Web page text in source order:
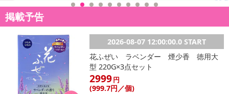
※送料はお試し費用に含まれております。
※お支払い方法は、電話料金合算払い、クレジットカード、dポイン
トの利用となります。
【発送・お届け・商品について】
※お申込み頂きました商品の同梱、お届けの日時指定はいたしかね
ます。
※お客様のご都合でお受取りいただけない場合、商品の再発送や返
掲載予告
2026-08-07 12:00:00.0 START
花ふぜい ラベンダー 煙少香 徳用大
型 220G×3点セット
2999円
(999.7円／個)